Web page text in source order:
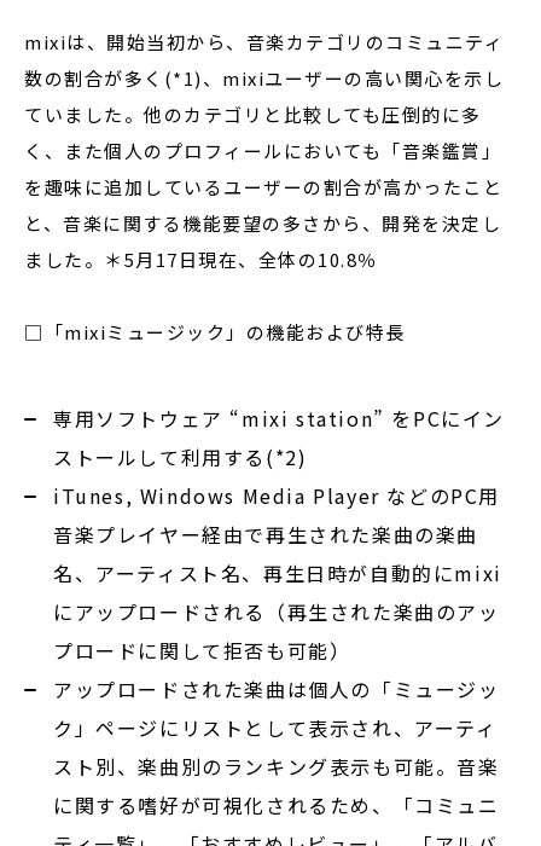
mixiは、開始当初から、音楽カテゴリのコミュニティ
数の割合が多く(*1)、mixiユーザーの高い関心を示し
ていました。他のカテゴリと比較しても圧倒的に多
く、また個人のプロフィールにおいても「音楽鑑賞」
を趣味に追加しているユーザーの割合が高かったこと
と、音楽に関する機能要望の多さから、開発を決定し
ました。＊5月17日現在、全体の10.8％
□「mixiミュージック」の機能および特長
専用ソフトウェア “mixi station” をPCにイン
ストールして利用する(*2)
iTunes, Windows Media Player などのPC用
音楽プレイヤー経由で再生された楽曲の楽曲
名、アーティスト名、再生日時が自動的にmixi
にアップロードされる（再生された楽曲のアッ
プロードに関して拒否も可能）
アップロードされた楽曲は個人の「ミュージッ
ク」ページにリストとして表示され、アーティ
スト別、楽曲別のランキング表示も可能。音楽
に関する嗜好が可視化されるため、「コミュニ